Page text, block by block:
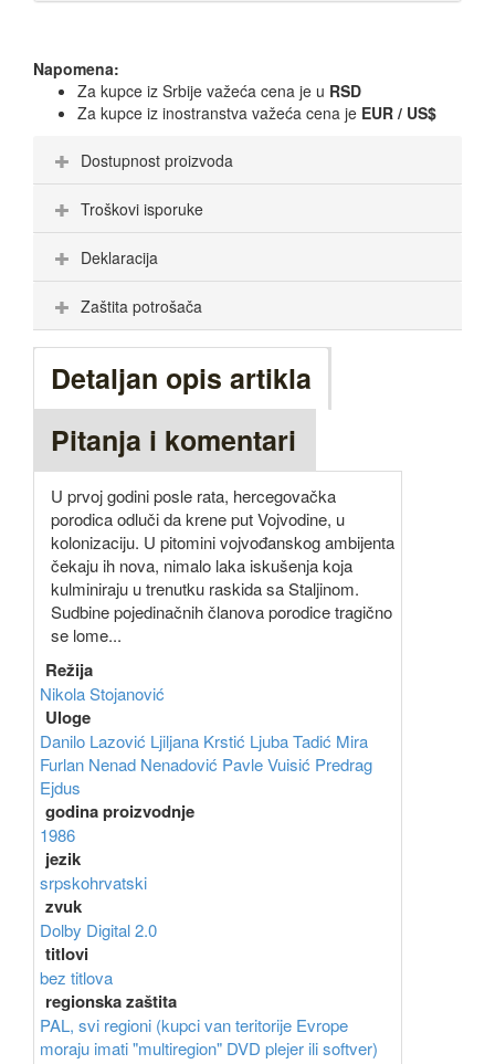
Napomena:
Za kupce iz Srbije važeća cena je u RSD
Za kupce iz inostranstva važeća cena je EUR / US$
Dostupnost proizvoda
Troškovi isporuke
Deklaracija
Zaštita potrošača
Detaljan opis artikla
Pitanja i komentari
U prvoj godini posle rata, hercegovačka
porodica odluči da krene put Vojvodine, u
kolonizaciju. U pitomini vojvođanskog ambijenta
čekaju ih nova, nimalo laka iskušenja koja
kulminiraju u trenutku raskida sa Staljinom.
Sudbine pojedinačnih članova porodice tragično
se lome...
Režija
Nikola Stojanović
Uloge
Danilo Lazović Ljiljana Krstić Ljuba Tadić Mira
Furlan Nenad Nenadović Pavle Vuisić Predrag
Ejdus
godina proizvodnje
1986
jezik
srpskohrvatski
zvuk
Dolby Digital 2.0
titlovi
bez titlova
regionska zaštita
PAL, svi regioni (kupci van teritorije Evrope
moraju imati "multiregion" DVD plejer ili softver)